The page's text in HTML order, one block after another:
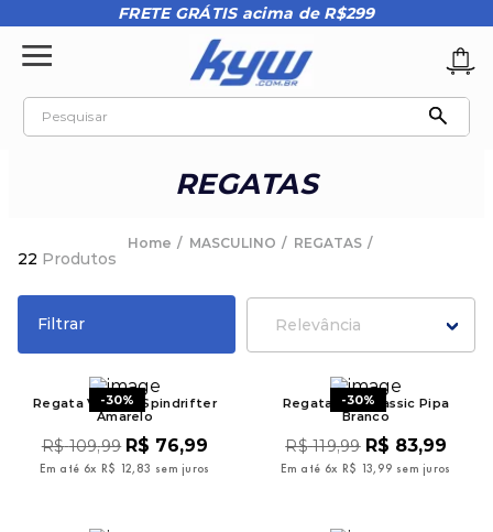
FRETE GRÁTIS acima de R$299
Pesquisar
REGATAS
MASCULINO REGATAS
22 Produtos
Filtrar Relevância
-30%
Regata Volcom Spindrifter
Amarelo
R$ 109,99 R$ 76,99
Em até 6x R$ 12, 83 sem juros
-30%
Regata Mcd Classic Pipa
Branco
R$ 119,99 R$ 83,99
Em até 6x R$ 13, 99 sem juros
tenis
vans
8º regata